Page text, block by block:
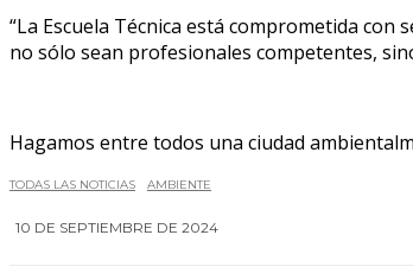
“La Escuela Técnica está comprometida
no sólo sean profesionales competentes,
Hagamos entre todos una ciudad
TODAS LAS NOTICIAS AMBIENTE
10 DE SEPTIEMBRE DE 2024